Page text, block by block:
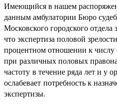
Имеющийся в нашем
данным амбулатории Бюро
Московского городского отдела
что экспертиза половой
процентном отношении к числу
при различных половых
частоту в течение ряда лет и у
ослабевает потребность к
экспертизы.